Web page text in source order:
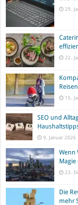
29.
22.
15.
SEO und
9. Januar 2026
Wenn
Magie
23.
Die
mehr